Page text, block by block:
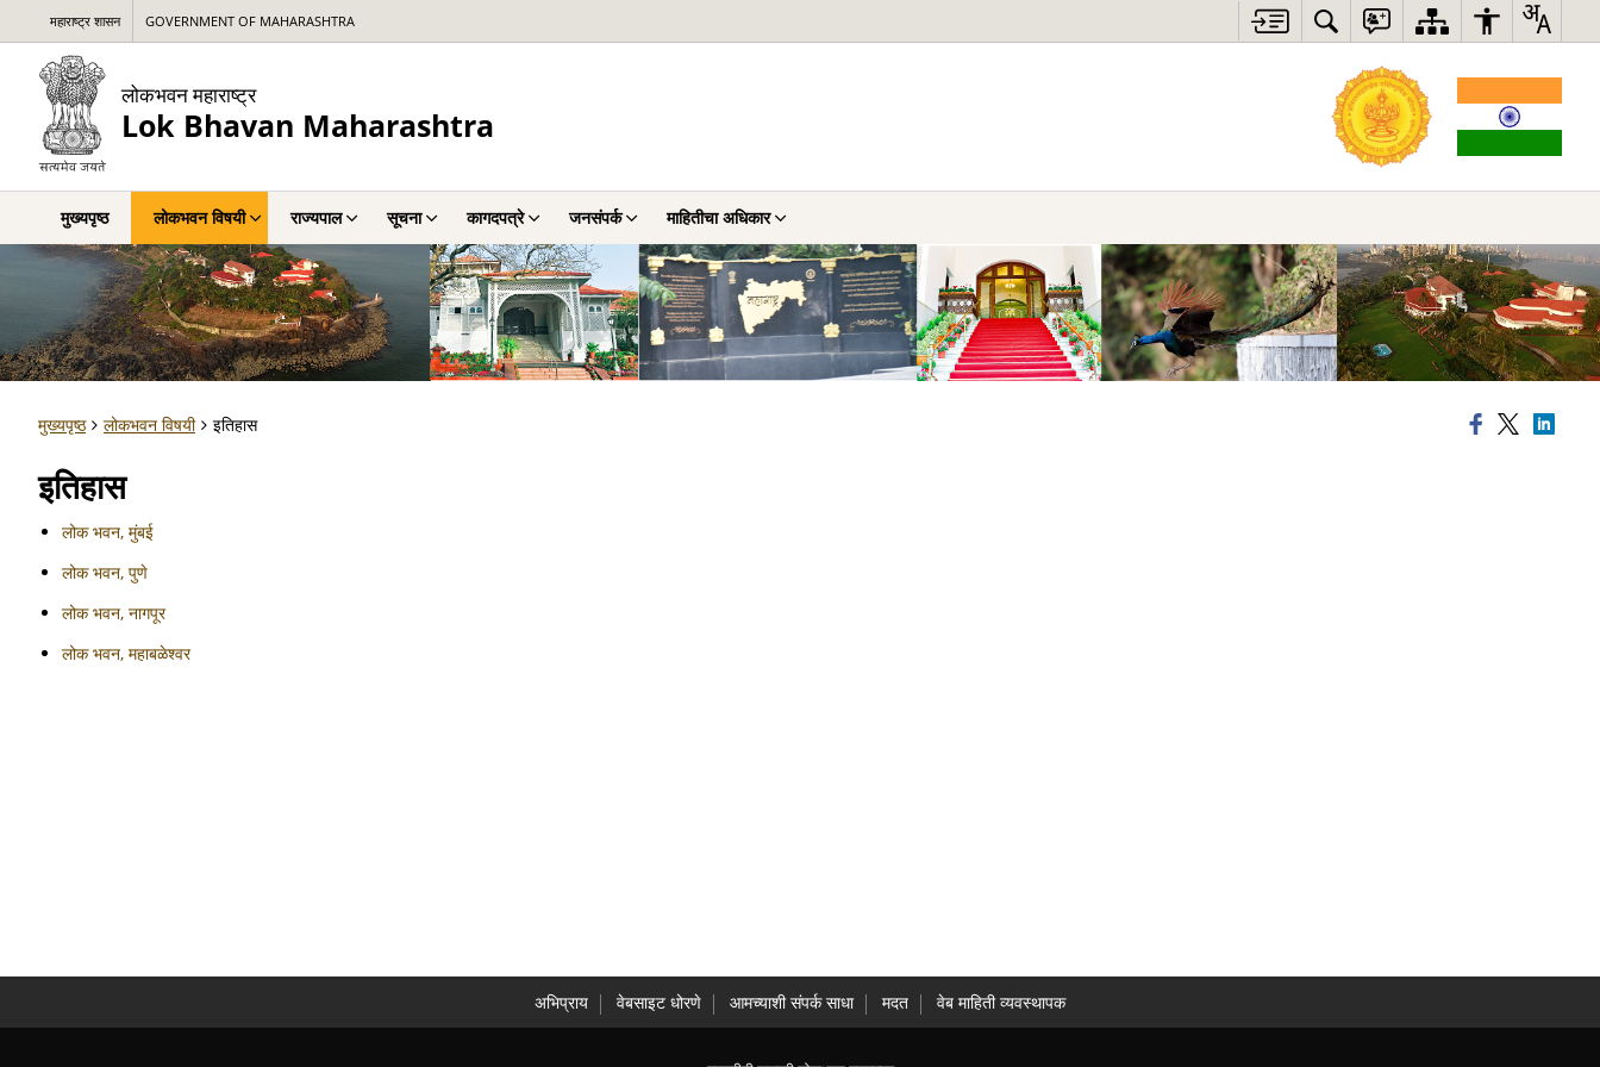
महाराष्ट्र शासन GOVERNMENT OF MAHARASHTRA
लोकभवन महाराष्ट्र
Lok Bhavan Maharashtra
मुख्यपृष्ठ लोकभवन विषयी राज्यपाल सूचना कागदपत्रे जनसंपर्क माहितीचा अधिकार
मुख्यपृष्ठ लोकभवन विषयी इतिहास
इतिहास
लोक भवन, मुंबई
लोक भवन, पुणे
लोक भवन, नागपूर
लोक भवन, महाबळेश्वर
अभिप्राय वेबसाइट धोरणे आमच्याशी संपर्क साधा मदत वेब माहिती व्यवस्थापक